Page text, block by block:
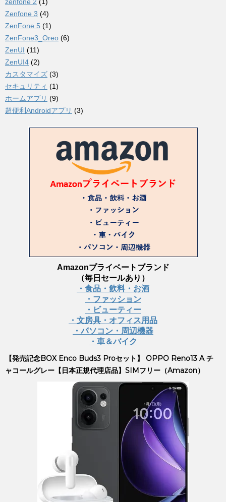
Zenfone 3 (4)
ZenFone 5 (1)
ZenFone3_Oreo (6)
ZenUI (11)
ZenUI4 (2)
カスタマイズ (3)
セキュリティ (1)
ホームアプリ (9)
超便利Androidアプリ (3)
Amazonプライベートブランド
（毎日セールあり）
・食品・飲料・お酒
・ファッション
・ビューティー
・文房具・オフィス用品
・パソコン・周辺機器
・車＆バイク
【発売記念BOX Enco Buds3 Proセット】 OPPO Reno13 A チ
ャコールグレー【日本正規代理店品】SIMフリー（Amazon）